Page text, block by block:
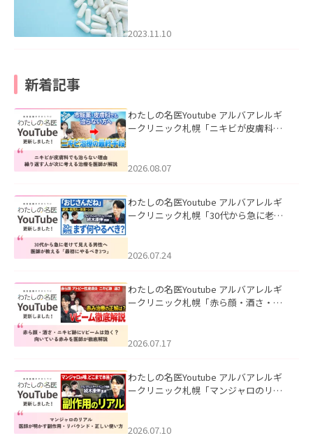
2023.11.10
新着記事
わたしの名医Youtube アルバアレルギ
ークリニック札幌「ニキビが皮膚科で
ました。
2026.08.07
わたしの名医Youtube アルバアレルギ
ークリニック札幌「30代から急に老け
た。
2026.07.24
わたしの名医Youtube アルバアレルギ
ークリニック札幌「赤ら顔・酒さ・ニ
した。
2026.07.17
わたしの名医Youtube アルバアレルギ
ークリニック札幌「マンジャロのリア
た。
2026.07.10